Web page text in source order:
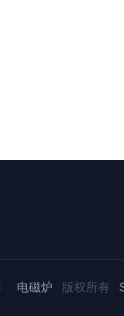
电磁炉 版权所有